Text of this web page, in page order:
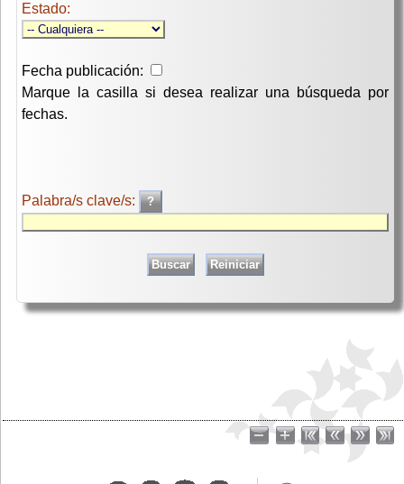
Estado:
Fecha publicación:
Marque la casilla si desea realizar una búsqueda por
fechas.
Palabra/s clave/s: